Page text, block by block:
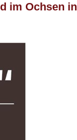
im Ochsen in